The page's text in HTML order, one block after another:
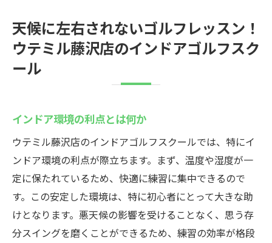
天候に左右されないゴルフレッスン！
ウテミル藤沢店のインドアゴルフスク
ール
インドア環境の利点とは何か
ウテミル藤沢店のインドアゴルフスクールでは、特にイ
ンドア環境の利点が際立ちます。まず、温度や湿度が一
定に保たれているため、快適に練習に集中できるので
す。この安定した環境は、特に初心者にとって大きな助
けとなります。悪天候の影響を受けることなく、思う存
分スイングを磨くことができるため、練習の効率が格段